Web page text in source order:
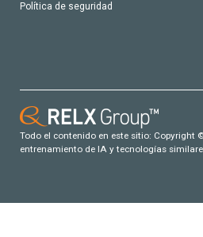
Política de seguridad
Todo el contenido en este sitio: Copyright
entrenamiento de IA y tecnologías